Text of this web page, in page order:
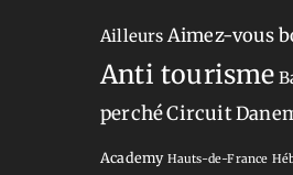
Ailleurs Aimez-vous
Anti tourisme
perchéCircuit
Academy Hauts-de-France